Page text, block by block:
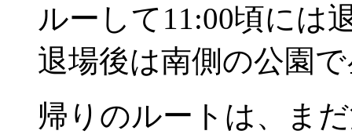
ルーして11:00頃には
退場後は南側の公園
帰りのルートは、ま